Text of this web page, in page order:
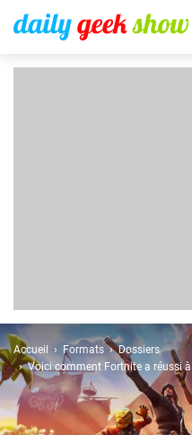
Accueil Formats
Dossiers
Voici comment Fortnite a réussi